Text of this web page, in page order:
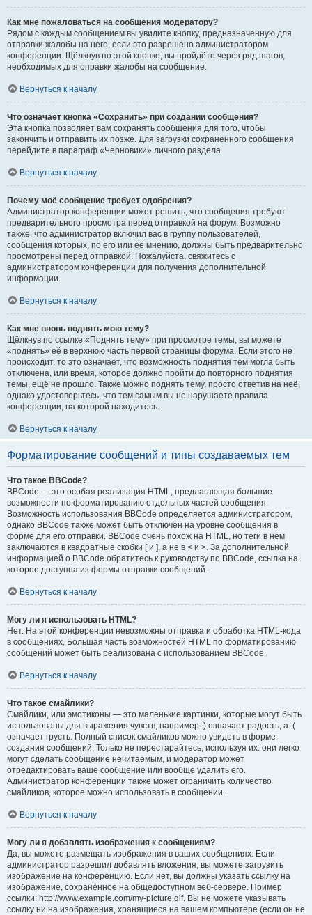
Как мне пожаловаться на сообщения модератору?
Рядом с каждым сообщением вы увидите кнопку, предназначенную для
отправки жалобы на него, если это разрешено администратором
конференции. Щёлкнув по этой кнопке, вы пройдёте через ряд шагов,
необходимых для оправки жалобы на сообщение.
Вернуться к началу
Что означает кнопка «Сохранить» при создании сообщения?
Эта кнопка позволяет вам сохранять сообщения для того, чтобы
закончить и отправить их позже. Для загрузки сохранённого сообщения
перейдите в параграф «Черновики» личного раздела.
Вернуться к началу
Почему моё сообщение требует одобрения?
Администратор конференции может решить, что сообщения требуют
предварительного просмотра перед отправкой на форум. Возможно
также, что администратор включил вас в группу пользователей,
сообщения которых, по его или её мнению, должны быть предварительно
просмотрены перед отправкой. Пожалуйста, свяжитесь с
администратором конференции для получения дополнительной
информации.
Вернуться к началу
Как мне вновь поднять мою тему?
Щёлкнув по ссылке «Поднять тему» при просмотре темы, вы можете
«поднять» её в верхнюю часть первой страницы форума. Если этого не
происходит, то это означает, что возможность поднятия тем могла быть
отключена, или время, которое должно пройти до повторного поднятия
темы, ещё не прошло. Также можно поднять тему, просто ответив на неё,
однако удостоверьтесь, что тем самым вы не нарушаете правила
конференции, на которой находитесь.
Вернуться к началу
Форматирование сообщений и типы создаваемых тем
Что такое BBCode?
BBCode — это особая реализация HTML, предлагающая большие
возможности по форматированию отдельных частей сообщения.
Возможность использования BBCode определяется администратором,
однако BBCode также может быть отключён на уровне сообщения в
форме для его отправки. BBCode очень похож на HTML, но теги в нём
заключаются в квадратные скобки [ и ], а не в < и >. За дополнительной
информацией о BBCode обратитесь к руководству по BBCode, ссылка на
которое доступна из формы отправки сообщений.
Вернуться к началу
Могу ли я использовать HTML?
Нет. На этой конференции невозможны отправка и обработка HTML-кода
в сообщениях. Большая часть возможностей HTML по форматированию
сообщений может быть реализована с использованием BBCode.
Вернуться к началу
Что такое смайлики?
Смайлики, или эмотиконы — это маленькие картинки, которые могут быть
использованы для выражения чувств, например :) означает радость, а :(
означает грусть. Полный список смайликов можно увидеть в форме
создания сообщений. Только не перестарайтесь, используя их: они легко
могут сделать сообщение нечитаемым, и модератор может
отредактировать ваше сообщение или вообще удалить его.
Администратор конференции также может ограничить количество
смайликов, которое можно использовать в сообщении.
Вернуться к началу
Могу ли я добавлять изображения к сообщениям?
Да, вы можете размещать изображения в ваших сообщениях. Если
администратор разрешил добавлять вложения, вы можете загрузить
изображение на конференцию. Если нет, вы должны указать ссылку на
изображение, сохранённое на общедоступном веб-сервере. Пример
ссылки: http://www.example.com/my-picture.gif. Вы не можете указывать
ссылку ни на изображения, хранящиеся на вашем компьютере (если он не